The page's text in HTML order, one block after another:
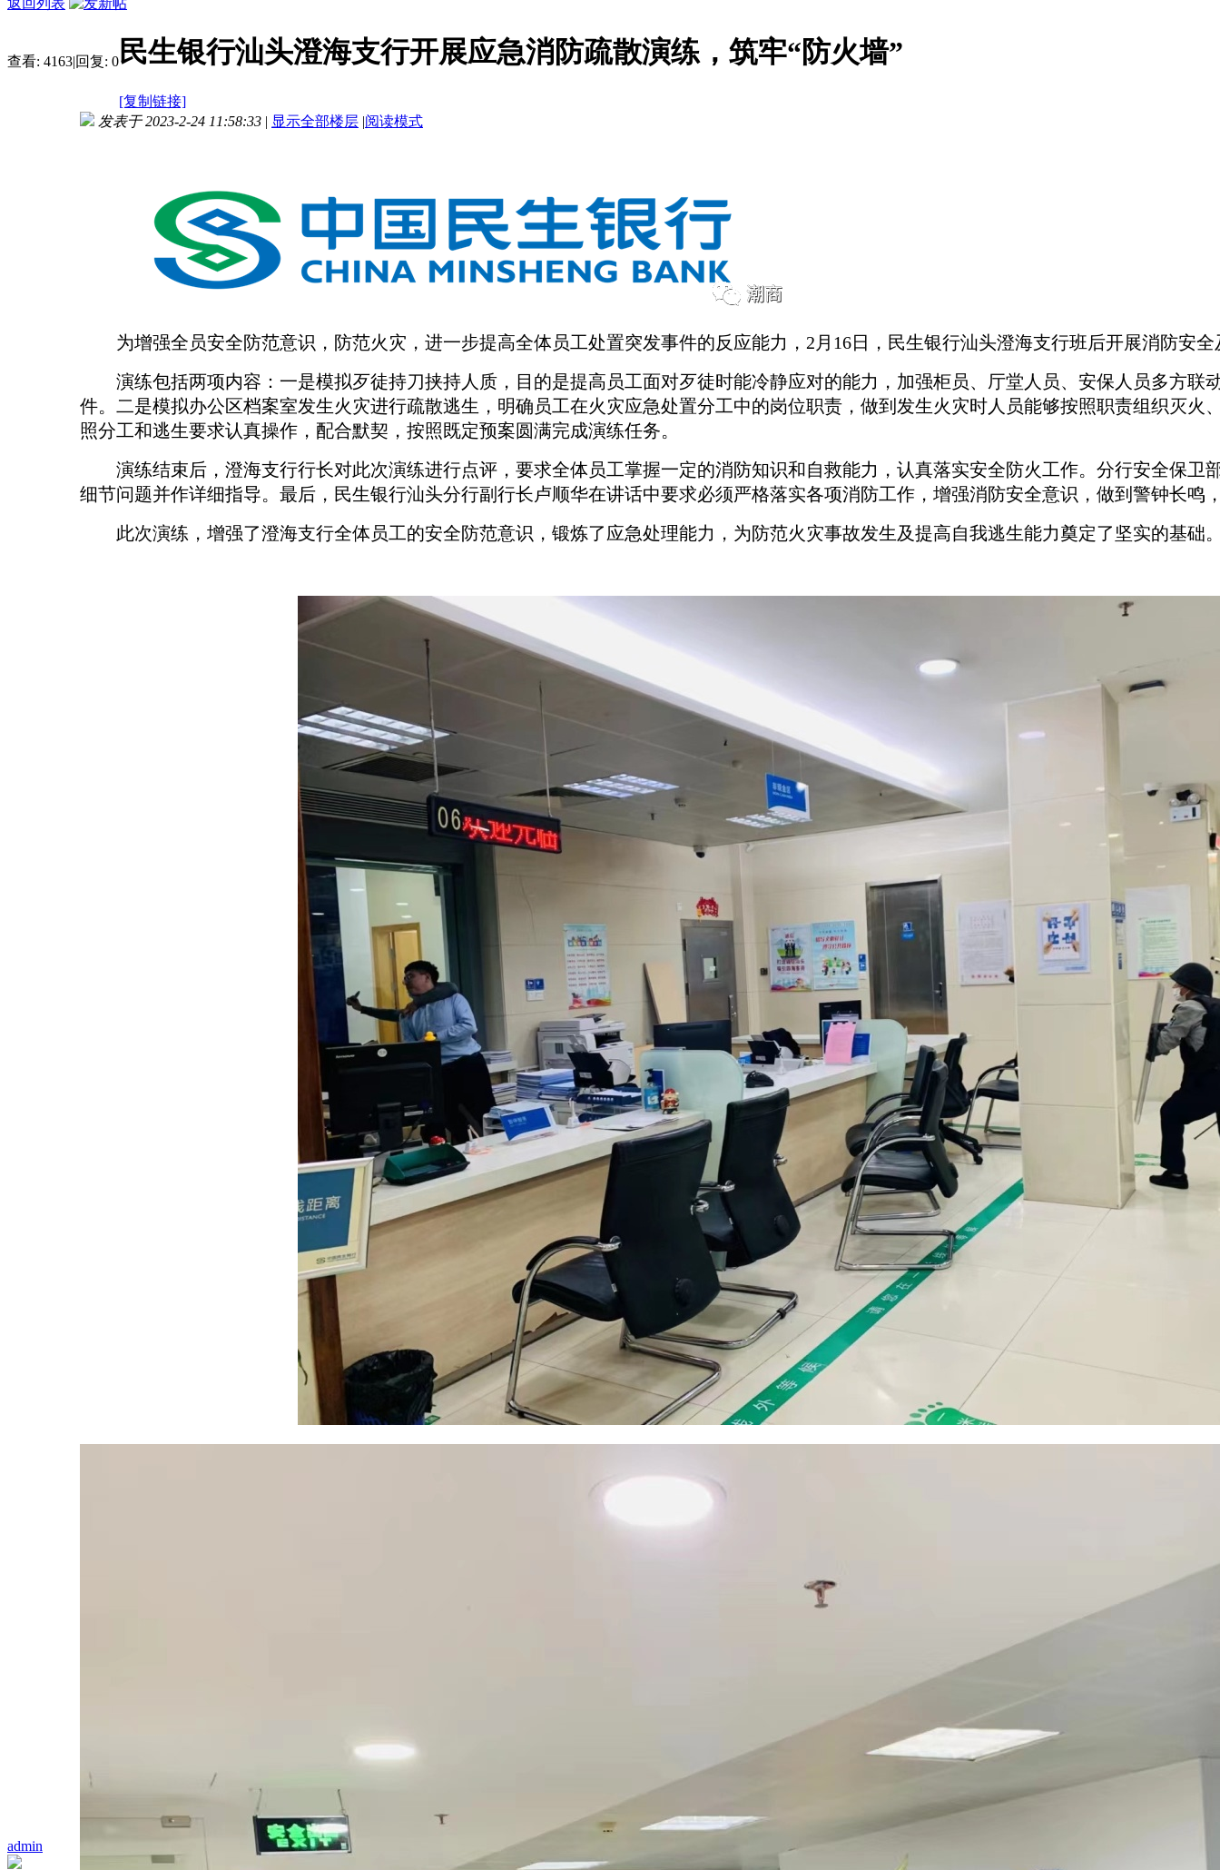
查看: 4163|回复: 0民生银行汕头澄海支行开展应急消防疏散演练，筑牢“防火墙”
[复制链接]
admin
发表于 2023-2-24 11:58:33 | 显示全部楼层 |阅读模式
为增强全员安全防范意识，防范火灾，进一步提高全体员工处置突发事件的反应能力 ， 2月16日， 民生银行汕头澄海支行班后开展消防安
演练包括两项内容： 一是模拟歹徒持刀挟持人质 ，目的是提高员工面对歹徒时能冷静应对的能力，加强柜员、厅堂人员、安保人 员多方联
件。二是模拟办公区档案室发生火灾进行疏散逃生，明确员工在火灾应急处置分工中的岗位职责，做到发生火灾时人员能够按照职责组织灭火
照分工和逃生要求认真操作，配合默契，按照既定预案圆满完成演练任务。
演练结束后，澄海支行行长对此次演练进行点评，要求全体员工掌握一定的消防知识和自救能力，认真落实安全防火工作。分行安全保卫
细节问题并作详细指导。最后，民生银行汕头分行副行长卢顺华在讲话中要求必须严格落实各项消防工作，增强消防安全意识，做到警钟长鸣
此次演练 ，增强了澄海支行全体员工的安全防范意识，锻炼了应急处理能力，为防范火灾事故发生及提高自我逃生能力奠定了坚实的基础